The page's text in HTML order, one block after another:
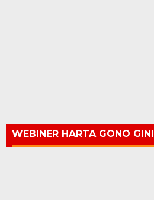
WEBINER HARTA GONO GINI